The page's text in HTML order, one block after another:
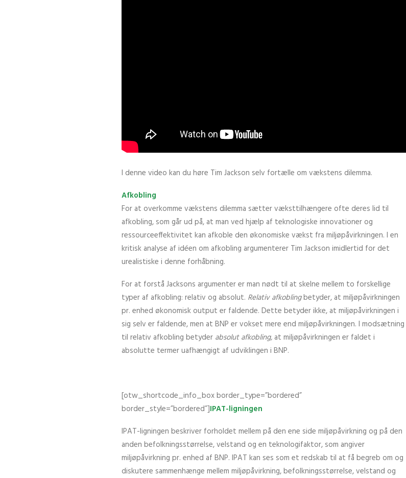
I denne video kan du høre Tim Jackson selv fortælle om vækstens dilemma.
Afkobling
For at overkomme vækstens dilemma sætter væksttilhængere ofte deres lid til
afkobling, som går ud på, at man ved hjælp af teknologiske innovationer og
ressourceeffektivitet kan afkoble den økonomiske vækst fra miljøpåvirkningen. I en
kritisk analyse af idéen om afkobling argumenterer Tim Jackson imidlertid for det
urealistiske i denne forhåbning.
For at forstå Jacksons argumenter er man nødt til at skelne mellem to forskellige
typer af afkobling: relativ og absolut. Relativ afkoblingbetyder, at miljøpåvirkningen
pr. enhed økonomisk output er faldende. Dette betyder ikke, at miljøpåvirkningen i
sig selv er faldende, men at BNP er vokset mere end miljøpåvirkningen. I modsætning
til relativ afkobling betyder absolut afkobling, at miljøpåvirkningen er faldet i
absolutte termer uafhængigt af udviklingen i BNP.
[otw_shortcode_info_box border_type=”bordered”
border_style=”bordered”]IPAT-ligningen
IPAT-ligningen beskriver forholdet mellem på den ene side miljøpåvirkning og på den
anden befolkningsstørrelse, velstand og en teknologifaktor, som angiver
miljøpåvirkning pr. enhed af BNP. IPAT kan ses som et redskab til at få begreb om og
diskutere sammenhænge mellem miljøpåvirkning, befolkningsstørrelse, velstand og